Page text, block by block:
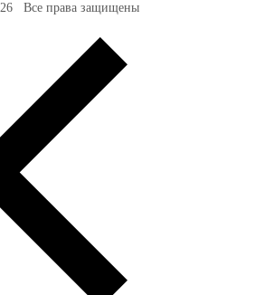
Все права защищены